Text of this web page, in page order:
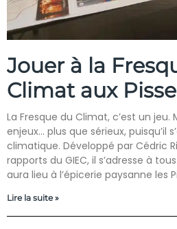
Jouer à la
Climat aux
La Fresque du Climat, c’est un jeu.
enjeux… plus que sérieux, puisqu’il
climatique. Développé par Cédric
rapports du GIEC, il s’adresse à
aura lieu à l’épicerie paysanne les
Lire la suite »